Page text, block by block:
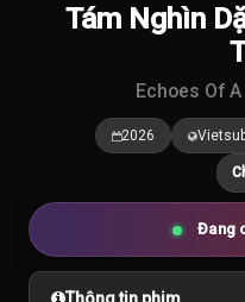
Tám Nghìn
Echoes Of
2026
Đang